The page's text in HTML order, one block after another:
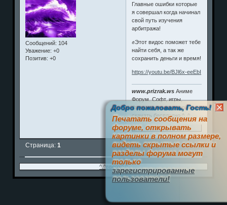
Сообщений: 104
Уважение: +0
Позитив: +0
Главные ошибки которые
я совершал когда начинал
свой путь изучения
арбитража!
✊Этот видос поможет тебе
найти себя, а так же
сохранить деньги и время!
https://youtu.be/BJl6x-eeEbI
www.prizrak.ws Аниме
Форум. Софт, игры,
фильмы, музыка, anime
скачать бесплатно ^_^
0
Страница:1
^.^вверх^.^
Добро пожаловать, Гость!
Печатать сообщения на
форуме, открывать
картинки в полном размере,
видеть скрытые ссылки и
разделы форума могут
только
зарегистрированные
пользователи!